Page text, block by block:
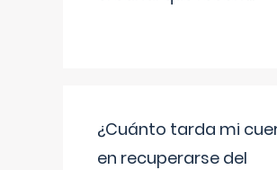
¿Cuánto tarda mi
en recuperarse del